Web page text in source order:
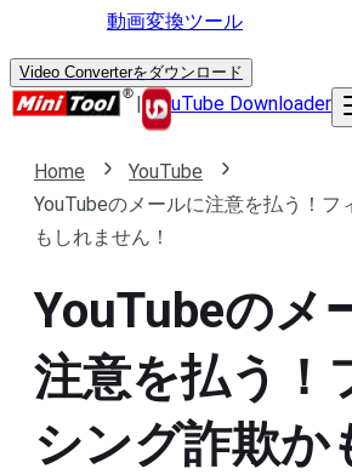
動画変換ツール
Video Converterをダウンロード
| uTube Downloader
Home
YouTube
YouTubeのメールに注意を払う！フ
もしれません！
YouTubeのメ
注意を払う！
シング詐欺か